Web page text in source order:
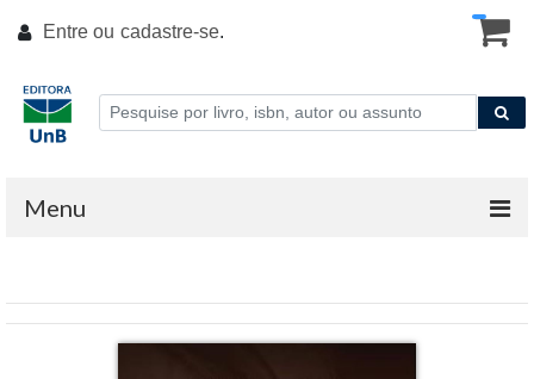
Entre ou cadastre-se.
Menu